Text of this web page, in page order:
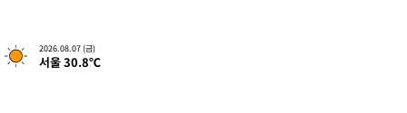
2026.08.07 (금)
서울 30.8℃
-752초 전 >[속보]합참 "北 발사체는 단거리탄도미사일…감시·경계태세 강
-500초 전 > 日방위성, 北이 동해로 쏜 발사체는 탄도미사일 가능성